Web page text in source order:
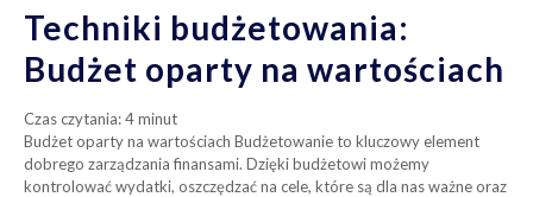
Techniki budżetowania:
Budżet oparty na wartościach
Czas czytania:4minut
Budżet oparty na wartościach Budżetowanie to kluczowy element
dobrego zarządzania finansami. Dzięki budżetowi możemy
kontrolować wydatki, oszczędzać na cele, które są dla nas ważne oraz